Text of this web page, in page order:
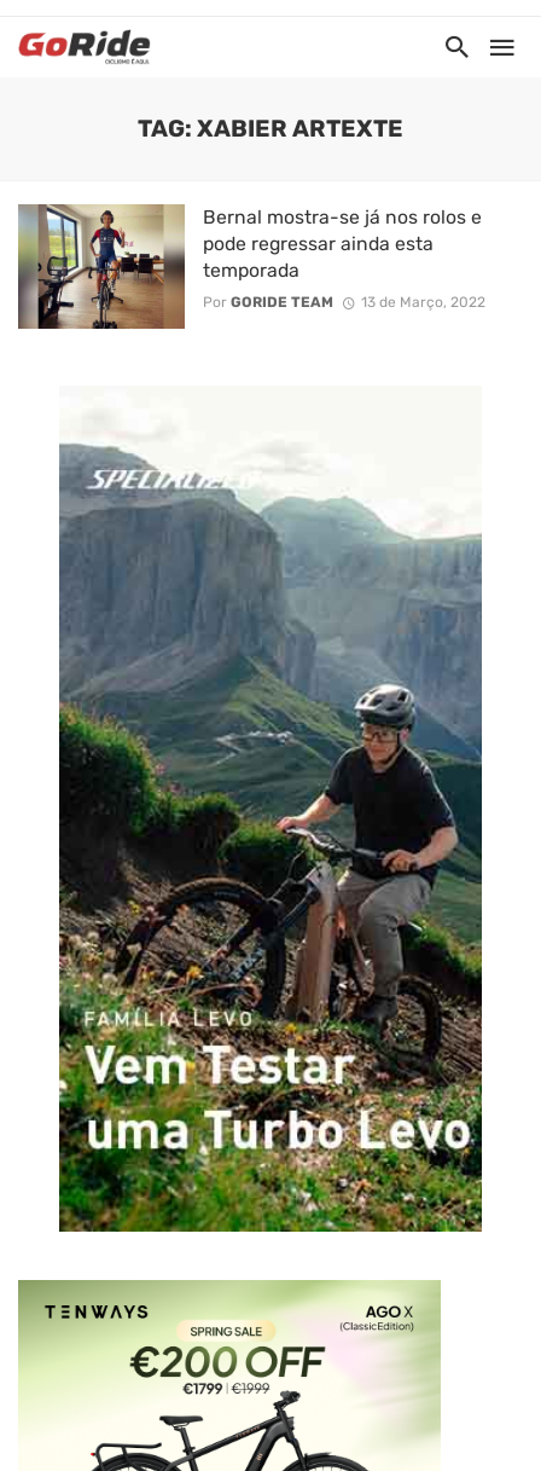
TAG: XABIER ARTEXTE
Bernal mostra-se já nos rolos e
pode regressar ainda esta
temporada
Por GORIDE TEAM 13 de Março, 2022